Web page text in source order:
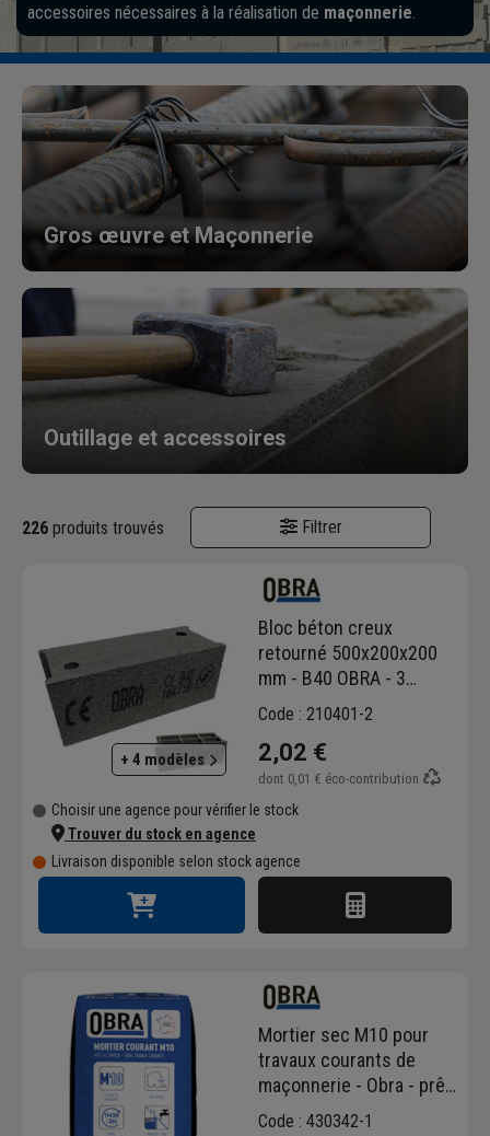
accessoires nécessaires à la réalisation de maçonnerie.
Gros œuvreet Maçonnerie
Outillage et accessoires
226 produits trouvés Filtrer
+ 4 modèles
Bloc béton creux
retourné 500x200x200
mm - B40 OBRA - 3
parois, 6 trous
Code : 210401-2
2,02 €
dont 0,01 € éco-contribution
Choisir une agence pour vérifier le stock
Trouver du stock en agence
Livraison disponible selon stock agence
Mortier sec M10 pour
travaux courants de
maçonnerie - Obra - prêt
à gâcher - sac de 25 kg
Code : 430342-1